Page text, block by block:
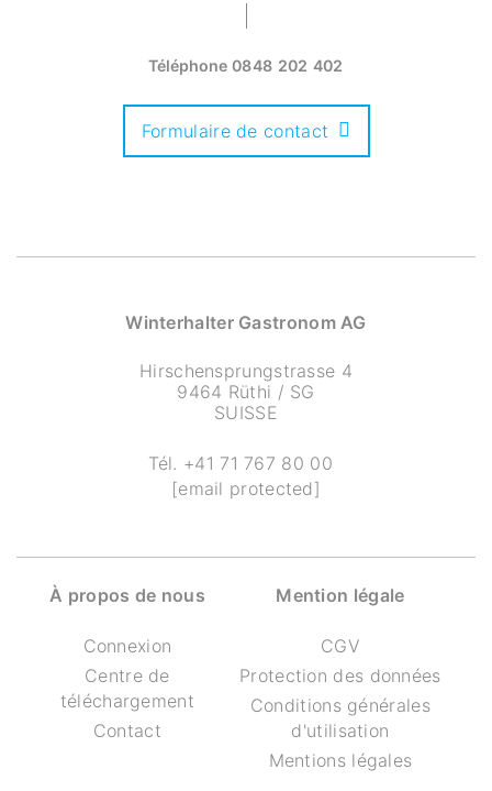
Téléphone0848 202 402
Formulaire de contact
Winterhalter Gastronom AG
Hirschensprungstrasse 4
9464 Rüthi / SG
SUISSE
Tél. +41 71 767 80 00
[email protected]
À propos de nous
Connexion
Centre de
téléchargement
Contact
Mention légale
CGV
Protection des données
Conditions générales
d'utilisation
Mentions légales